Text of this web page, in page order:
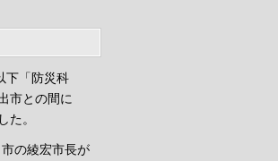
下「防災科
市との間に
た。
の綾宏市長が